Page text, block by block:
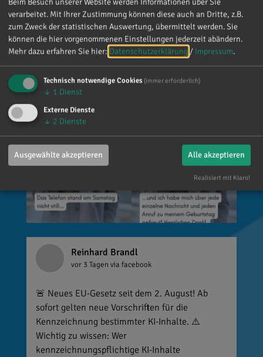
Mein meistgenutztes Wort am Samstag war:
„Danke!“ 😊 Vielen Dank für die zahlreichen
Glückwünsche, Nachrichten, Anrufe und die
vielen lieben Worte. Ich habe mich wirklich
über jede einzelne Aufmerksamkeit gefreut. Es
ist alles andere als selbstverständlich, dass sich
so viele Menschen die Zeit nehmen, an einen zu
Reinhard Brandl
vor 3 Tagen via facebook
🚨 Neues EU-Gesetz seit dem 2. August! Ab
sofort gelten neue Vorschriften für die
Kennzeichnung bestimmter KI-Inhalte. ⚠️
Wichtig zu wissen: Wer
kennzeichnungspflichtige KI-Inhalte
Beim Besuch unserer Website werden Informationen über Sie
verarbeitet. Mit Ihrer Zustimmung können diese auch an Dritte, z.B.
zum Zweck der statistischen Auswertung, übermittelt werden. Sie
können die hier vorgenommenen Einstellungen jederzeit abändern.
Mehr dazu erfahren Sie hier: Datenschutzerklärung / Impressum.
Technisch notwendige Cookies (immer erforderlich)
↓ 1 Dienst
Externe Dienste
↓ 2 Dienste
Ausgewählte akzeptieren Alle akzeptieren
Realisiert mit Klaro!